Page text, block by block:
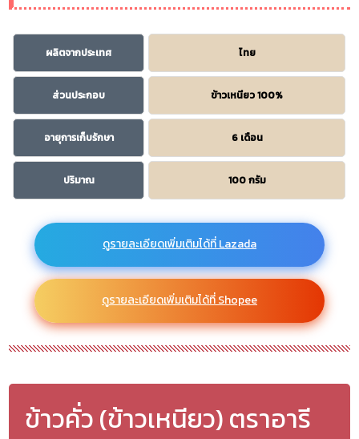
ผลิตจากประเทศ ไทย
ส่วนประกอบ ข้าวเหนียว 100%
อายุการเก็บรักษา 6 เดือน
ปริมาณ 100 กรัม
ดูรายละเอียดเพิ่มเติมได้ที่ Lazada
ดูรายละเอียดเพิ่มเติมได้ที่ Shopee
ข้าวคั่ว (ข้าวเหนียว) ตราอารี